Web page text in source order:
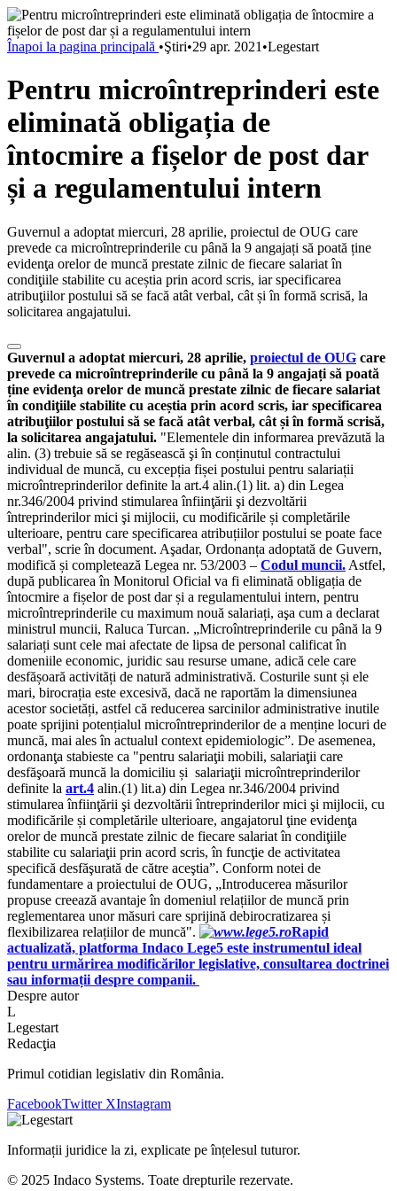
Înapoi la pagina principală •Ştiri•29 apr. 2021 •Legestart
Pentru microîntreprinderi este
eliminată obligația de
întocmire a fișelor de post dar
și a regulamentului intern
Guvernul a adoptat miercuri, 28 aprilie, proiectul de OUG care
prevede ca microîntreprinderile cu până la 9 angajați să poată ține
evidenţa orelor de muncă prestate zilnic de fiecare salariat în
condiţiile stabilite cu aceștia prin acord scris, iar specificarea
atribuţiilor postului să se facă atât verbal, cât și în formă scrisă, la
solicitarea angajatului.
Guvernul a adoptat miercuri, 28 aprilie, proiectul de OUG care
prevede ca microîntreprinderile cu până la 9 angajați să poată
ține evidenţa orelor de muncă prestate zilnic de fiecare salariat
în condiţiile stabilite cu aceștia prin acord scris, iar specificarea
atribuţiilor postului să se facă atât verbal, cât și în formă scrisă,
la solicitarea angajatului. "Elementele din informarea prevăzută la
alin. (3) trebuie să se regăsească şi în conținutul contractului
individual de muncă, cu excepția fișei postului pentru salariații
microîntreprinderilor definite la art.4 alin.(1) lit. a) din Legea
nr.346/2004 privind stimularea înfiinţării şi dezvoltării
întreprinderilor mici şi mijlocii, cu modificările și completările
ulterioare, pentru care specificarea atribuțiilor postului se poate face
verbal", scrie în document. Aşadar, Ordonanța adoptată de Guvern,
modifică și completează Legea nr. 53/2003 – Codul muncii. Astfel,
după publicarea în Monitorul Oficial va fi eliminată obligația de
întocmire a fișelor de post dar și a regulamentului intern, pentru
microîntreprinderile cu maximum nouă salariați, aşa cum a declarat
ministrul muncii, Raluca Turcan. „Microîntreprinderile cu până la 9
salariați sunt cele mai afectate de lipsa de personal calificat în
domeniile economic, juridic sau resurse umane, adică cele care
desfășoară activități de natură administrativă. Costurile sunt și ele
mari, birocrația este excesivă, dacă ne raportăm la dimensiunea
acestor societăți, astfel că reducerea sarcinilor administrative inutile
poate sprijini potențialul microîntreprinderilor de a menține locuri de
muncă, mai ales în actualul context epidemiologic”. De asemenea,
ordonanţa stabieste ca "pentru salariaţii mobili, salariaţii care
desfăşoară muncă la domiciliu și salariaţii microîntreprinderilor
definite la art.4 alin.(1) lit.a) din Legea nr.346/2004 privind
stimularea înfiinţării şi dezvoltării întreprinderilor mici şi mijlocii, cu
modificările și completările ulterioare, angajatorul ţine evidenţa
orelor de muncă prestate zilnic de fiecare salariat în condiţiile
stabilite cu salariaţii prin acord scris, în funcţie de activitatea
specifică desfăşurată de către aceştia”. Conform notei de
fundamentare a proiectului de OUG, „Introducerea măsurilor
propuse creează avantaje în domeniul relațiilor de muncă prin
reglementarea unor măsuri care sprijină debirocratizarea și
flexibilizarea relațiilor de muncă".
Rapid
actualizată, platforma Indaco Lege5 este instrumentul ideal
pentru urmărirea modificărilor legislative, consultarea doctrinei
sau informații despre companii.
Despre autor
L
Legestart
Redacţia
Primul cotidian legislativ din România.
FacebookTwitter XInstagram
Informații juridice la zi, explicate pe înțelesul tuturor.
© 2025 Indaco Systems. Toate drepturile rezervate.